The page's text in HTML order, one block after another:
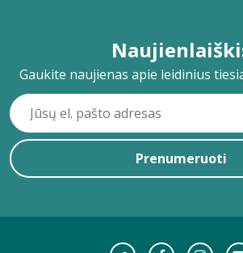
Gaukite naujienas apie leidinius
Prenumeruoti